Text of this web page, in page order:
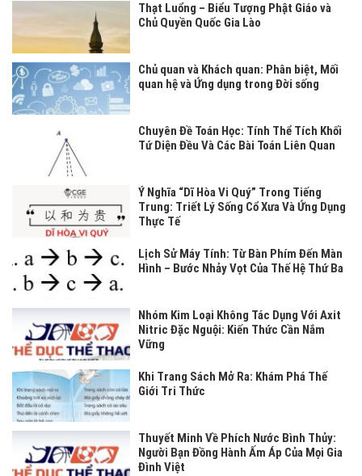
Thạt Luổng – Biểu Tượng Phật Giáo và
Chủ Quyền Quốc Gia Lào
Chủ quan và Khách quan: Phân biệt, Mối
quan hệ và Ứng dụng trong Đời sống
Chuyên Đề Toán Học: Tính Thể Tích Khối
Tứ Diện Đều Và Các Bài Toán Liên Quan
Ý Nghĩa “Dĩ Hòa Vi Quý” Trong Tiếng
Trung: Triết Lý Sống Cổ Xưa Và Ứng Dụng
Thực Tế
Lịch Sử Máy Tính: Từ Bàn Phím Đến Màn
Hình – Bước Nhảy Vọt Của Thế Hệ Thứ Ba
Nhóm Kim Loại Không Tác Dụng Với Axit
Nitric Đặc Nguội: Kiến Thức Cần Nắm
Vững
Khi Trang Sách Mở Ra: Khám Phá Thế
Giới Tri Thức
Thuyết Minh Về Phích Nước Bình Thủy:
Người Bạn Đồng Hành Ấm Áp Của Mọi Gia
Đình Việt